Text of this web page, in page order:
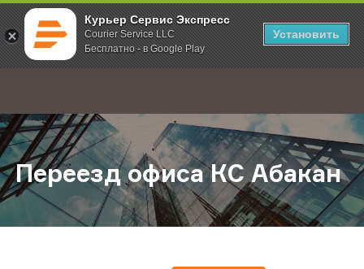
Курьер Сервис Экспресс
Courier Service LLC
Бесплатно - в Google Play
Установить
; Главная О компании Новости Переезд офиса КС Абакан
Переезд офиса КС Абакан